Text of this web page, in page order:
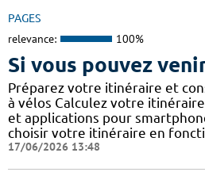
PAGES
relevance: 100%
Si vous pouvez
Préparez votre itinéraire et
à vélos Calculez votre
et applications pour
choisir votre itinéraire en
17/06/2026 13:48